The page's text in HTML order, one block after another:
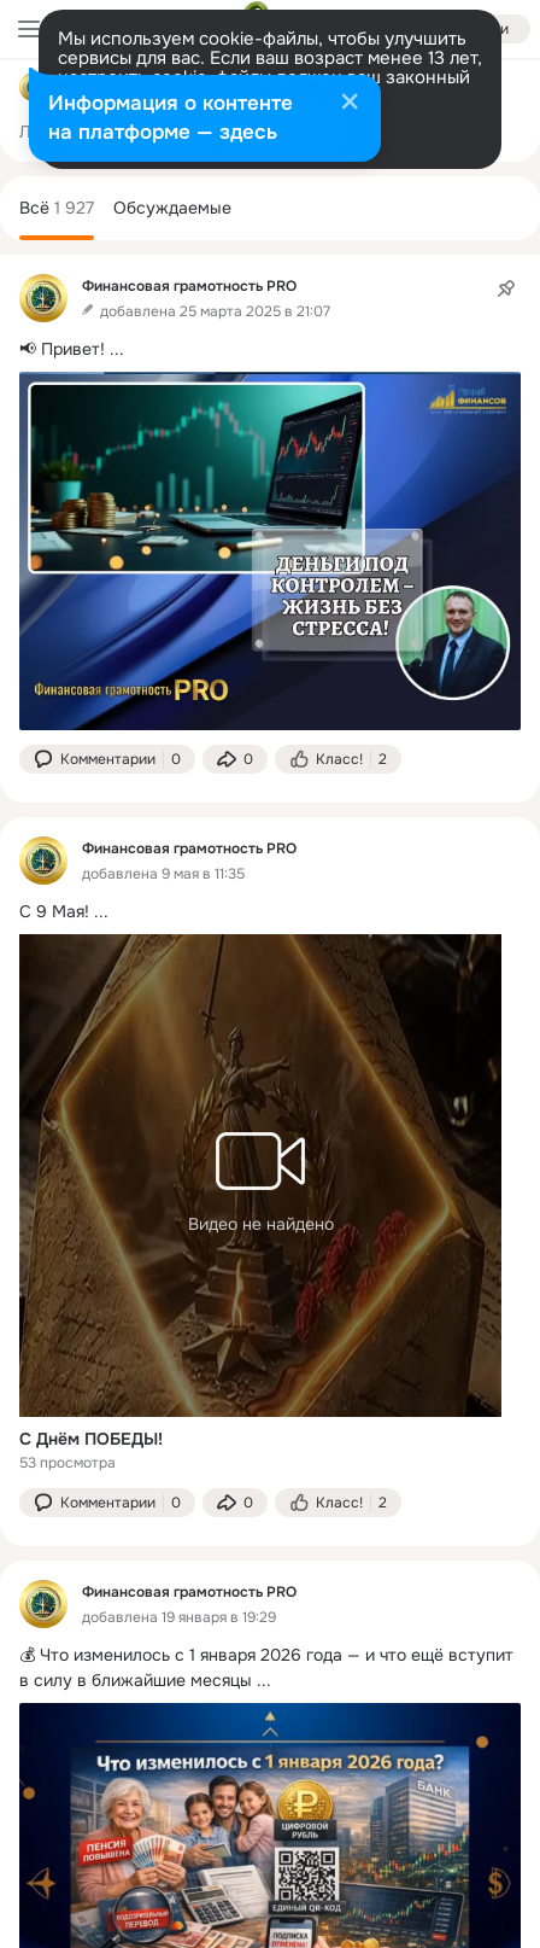
Войти
Мы используем cookie-файлы, чтобы улучшить
сервисы для вас. Если ваш возраст менее 13 лет,
настроить cookie-файлы должен ваш законный
представитель. Больше информации
Разрешить все Настроить
Лента Участники 4.1K Товары
Финансовая грамотность PRO
добавлена 25 марта 2025 в 21:07
📢 Привет! ...
Комментарии 0 0 Класс! 2
Финансовая грамотность PRO
добавлена 9 мая в 11:35
С 9 Мая! ...
Видео не найдено
С Днём ПОБЕДЫ!
53 просмотра
Комментарии 0 0 Класс! 2
Финансовая грамотность PRO
добавлена 19 января в 19:29
💰 Что изменилось с 1 января 2026 года — и что ещё вступит
в силу в ближайшие месяцы ...
колонка
Всё 1 927 Обсуждаемые
Информация о контенте
на платформе — здесь